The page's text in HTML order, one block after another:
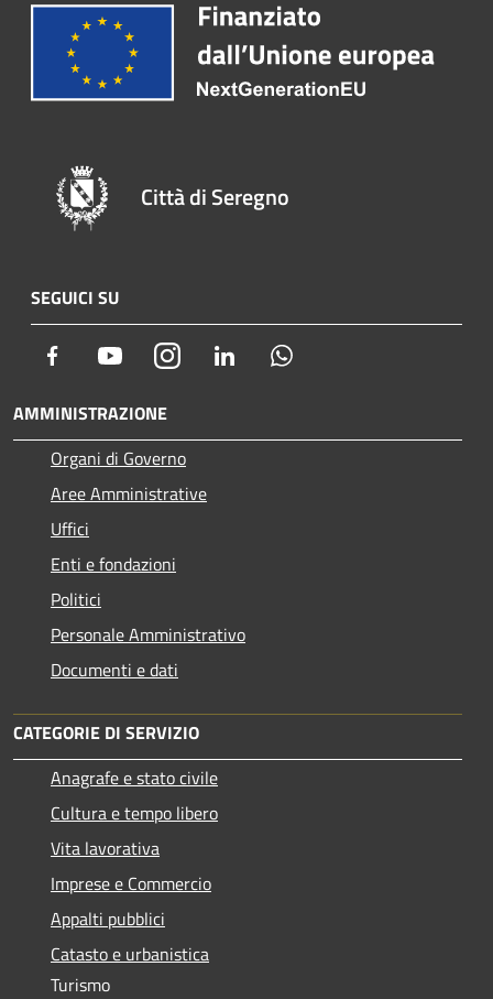
Città di Seregno
SEGUICI SU
Facebook YoutubeInstagram LinkedIn
AMMINISTRAZIONE
Organi di Governo
Aree Amministrative
Uffici
Enti e fondazioni
Politici
Personale Amministrativo
Documenti e dati
CATEGORIE DI SERVIZIO
Anagrafe e stato civile
Cultura e tempo libero
Vita lavorativa
Imprese e Commercio
Appalti pubblici
Catasto e urbanistica
Turismo